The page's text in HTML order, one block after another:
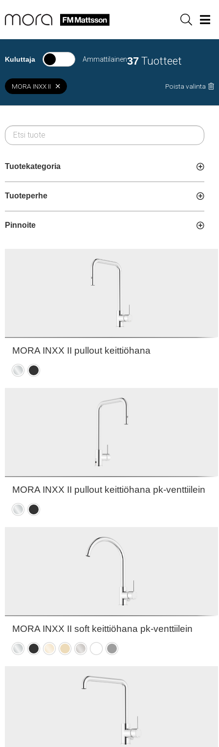
Sök
Kuluttaja Ammattilainen37 Tuotteet
MORA INXX II Poista valinta
Tuotekategoria
Tuoteperhe
Pinnoite
MORA INXX II pullout keittiöhana
KromattuMattamusta
MORA INXX II pullout keittiöhana pk-venttiilein
KromattuMattamusta
MORA INXX II soft keittiöhana pk-venttiilein
KromattuMattamusta
KiiltäväHarjattuHarjattuMattavalkoinen
Mattaharmaa